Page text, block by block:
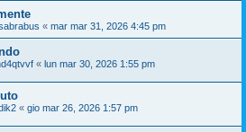
« mar mar 31, 2026 4:45 pm
« lun mar 30, 2026 1:55 pm
« gio mar 26, 2026 1:57 pm